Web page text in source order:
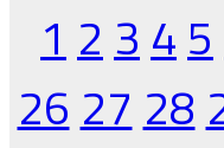
1 2 3 4 5
26 27 28